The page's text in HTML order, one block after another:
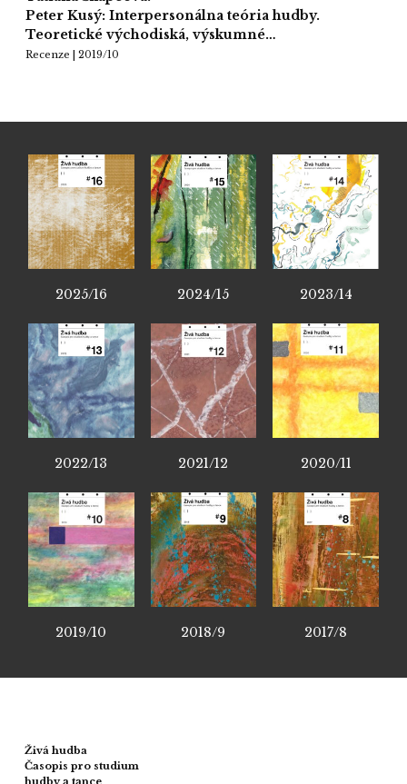
Peter Kusý: Interpersonálna teória hudby.
Teoretické východiská, výskumné…
Recenze | 2019/10
2025/16 2024/15 2023/14
2022/13 2021/12 2020/11
2019/10 2018/9 2017/8
Živá hudba
Časopis pro studium